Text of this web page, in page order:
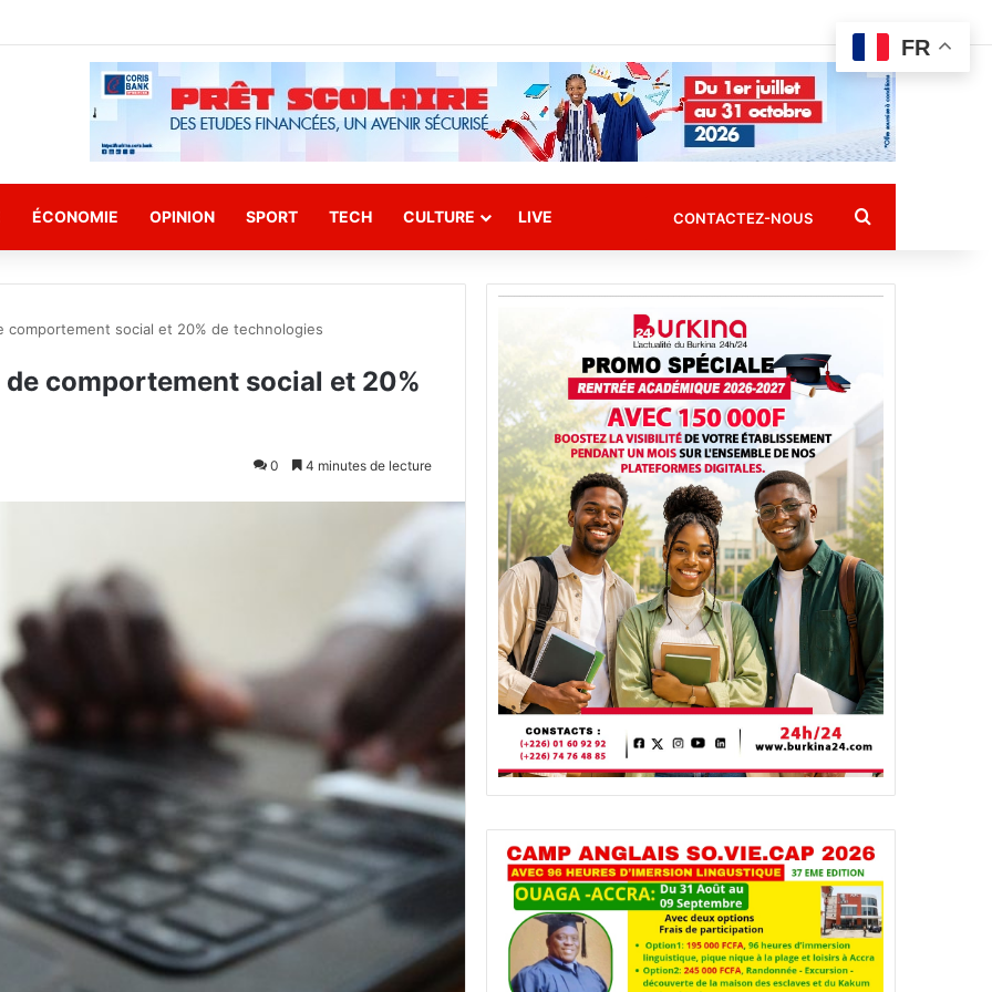
ÉCONOMIE OPINION SPORT TECH CULTURE LIVE CONTACTEZ-NOUS Rechercher
comportement social et 20% de technologies
comportement social et 20%
0 4 minutes de lecture
FR